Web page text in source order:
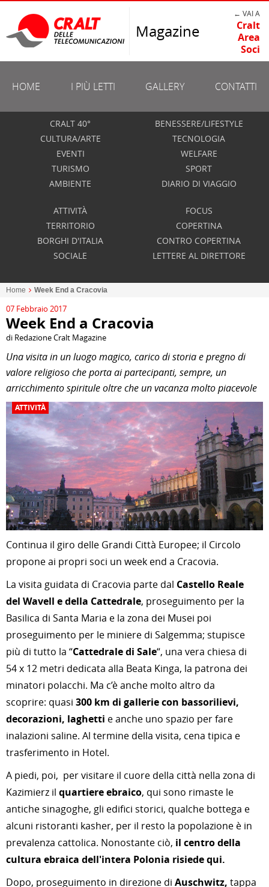
Magazine
← VAI A
Cralt
Area
Soci
HOME I PIÙ LETTI GALLERY CONTATTI
CRALT 40°
CULTURA/ARTE
EVENTI
TURISMO
AMBIENTE
BENESSERE/LIFESTYLE
TECNOLOGIA
WELFARE
SPORT
DIARIO DI VIAGGIO
ATTIVITÀ
TERRITORIO
BORGHI D'ITALIA
SOCIALE
FOCUS
COPERTINA
CONTRO COPERTINA
LETTERE AL DIRETTORE
Home Week End a Cracovia
07 Febbraio 2017
Week End a Cracovia
di Redazione Cralt Magazine
Una visita in un luogo magico, carico di storia e pregno di
valore religioso che porta ai partecipanti, sempre, un
arricchimento spiritule oltre che un vacanza molto piacevole
ATTIVITÀ
Continua il giro delle Grandi Città Europee; il Circolo
propone ai propri soci un week end a Cracovia.
La visita guidata di Cracovia parte dal Castello Reale
del Wavell e della Cattedrale, proseguimento per la
Basilica di Santa Maria e la zona dei Musei poi
proseguimento per le miniere di Salgemma; stupisce
più di tutto la “Cattedrale di Sale“, una vera chiesa di
54 x 12 metri dedicata alla Beata Kinga, la patrona dei
minatori polacchi. Ma c’è anche molto altro da
scoprire: quasi 300 km di gallerie con bassorilievi,
decorazioni, laghetti e anche uno spazio per fare
inalazioni saline. Al termine della visita, cena tipica e
trasferimento in Hotel.
A piedi, poi, per visitare il cuore della città nella zona di
Kazimierz il quartiere ebraico, qui sono rimaste le
antiche sinagoghe, gli edifici storici, qualche bottega e
alcuni ristoranti kasher, per il resto la popolazione è in
prevalenza cattolica. Nonostante ciò, il centro della
cultura ebraica dell'intera Polonia risiede qui.
Dopo, proseguimento in direzione di Auschwitz, tappa